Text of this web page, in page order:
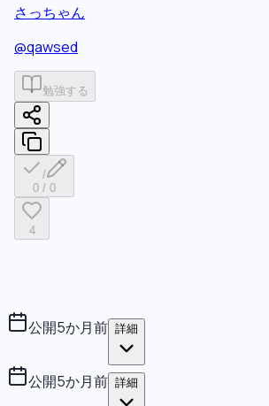
さっちゃん
@qawsed
勉強する
/
0 / 0
4
公開5か月前 詳細
公開5か月前 詳細